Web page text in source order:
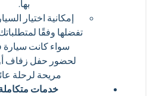
بها.
إمكانية اختيار
تفضلها وفقًا
سواء كانت سيارة
لحضور حفل زفاف أو
مريحة لرحلة
خدمات متكاملة